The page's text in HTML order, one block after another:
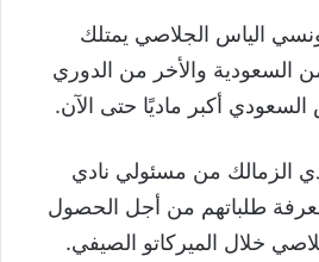
الياس الجلاصي يمتلك
السعودية والأخر من الدوري
السعودي أكبر ماديًا حتى الآن.
الزمالك من مسئولي نادي
طلباتهم من أجل الحصول
خلال الميركاتو الصيفي.